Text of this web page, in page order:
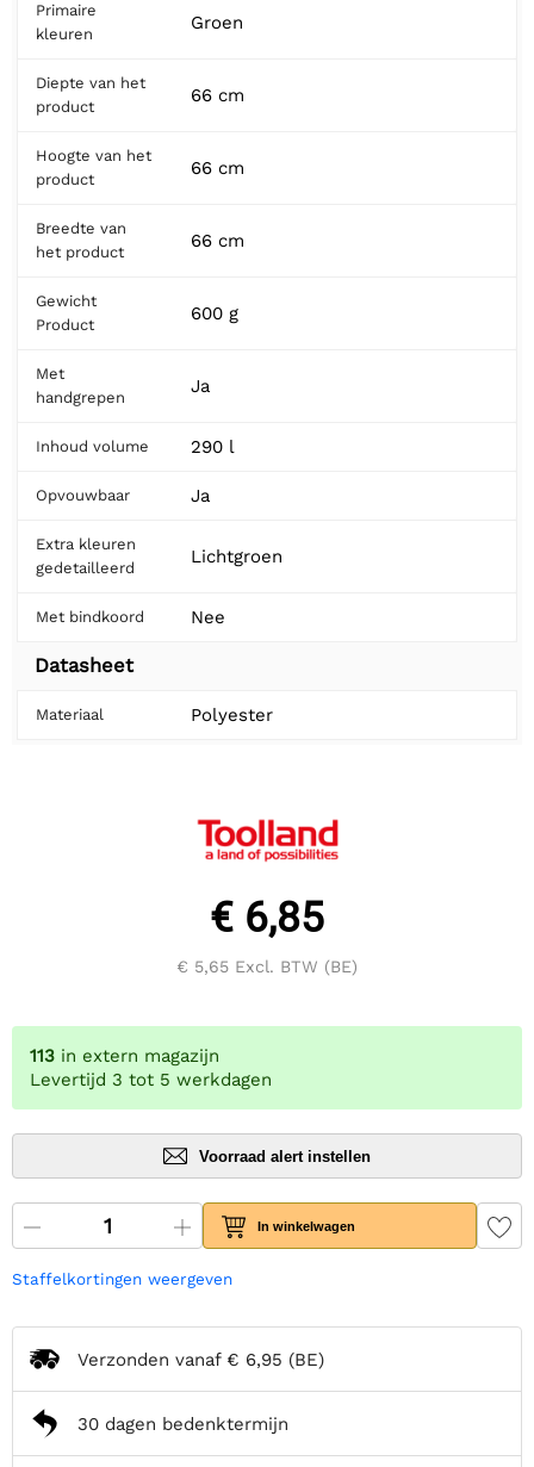
Primaire
kleuren
Groen
Diepte van het
product
66 cm
Hoogte van het
product
66 cm
Breedte van
het product
66 cm
Gewicht
Product
600 g
Met
handgrepen
Ja
Inhoud volume 290 l
Opvouwbaar Ja
Extra kleuren
gedetailleerd
Lichtgroen
Met bindkoord Nee
Datasheet
Materiaal Polyester
€ 6,85
€ 5,65 Excl. BTW (BE)
113 in extern magazijn
Levertijd 3 tot 5 werkdagen
Voorraad alert instellen
In winkelwagen
Staffelkortingen weergeven
Verzonden vanaf € 6,95 (BE)
30 dagen bedenktermijn